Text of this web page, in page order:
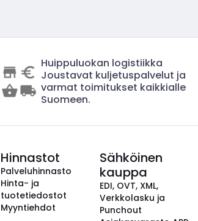
Huippuluokan logistiikka
Joustavat kuljetuspalvelut ja
varmat toimitukset kaikkialle
Suomeen.
Hinnastot
Palveluhinnasto
Hinta- ja
tuotetiedostot
Myyntiehdot
Sähköinen
kauppa
EDI, OVT, XML,
Verkkolasku ja
Punchout